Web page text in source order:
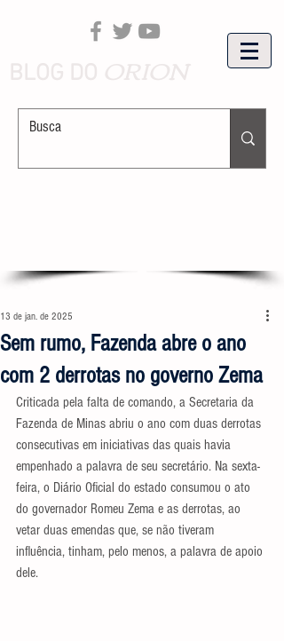
Sem rumo, Fazenda abre o ano
com 2 derrotas no governo Zema
13 de jan. de 2025
Criticada pela falta de comando, a Secretaria da
Fazenda de Minas abriu o ano com duas derrotas
consecutivas em iniciativas das quais havia
empenhado a palavra de seu secretário. Na sexta-
feira, o Diário Oficial do estado consumou o ato
do governador Romeu Zema e as derrotas, ao
vetar duas emendas que, se não tiveram
influência, tinham, pelo menos, a palavra de apoio
dele.